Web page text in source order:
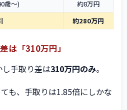
歳〜)
約8万円
約280万円
は「310万円」
手取り差は310万円のみ。
も、手取りは1.85倍にしかな